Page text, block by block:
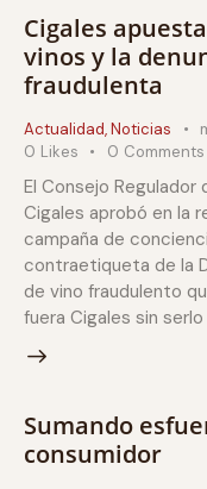
Cigales
vinos y la
fraudulenta
Actualidad,Noticias
0 Likes 0 Comments
El Consejo Regulador
Cigales aprobó en la
campaña de
contraetiqueta de la
de vino fraudulento
fuera Cigales sin
Sumando
consumidor